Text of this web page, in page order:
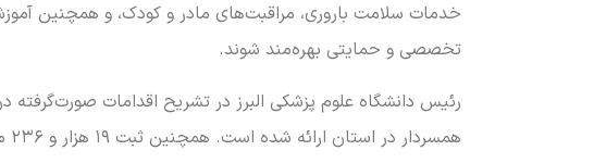
خدمات سلامت باروری، مراقبت‌های مادر و کودک، و همچنین
تخصصی و حمایتی بهره‌مند شوند.